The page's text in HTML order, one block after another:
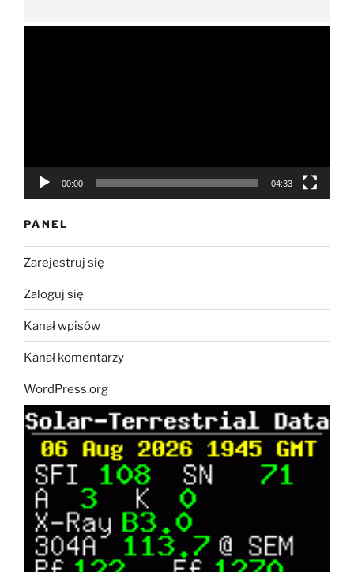
00:00 04:33
PANEL
Zarejestruj się
Zaloguj się
Kanał wpisów
Kanał komentarzy
WordPress.org